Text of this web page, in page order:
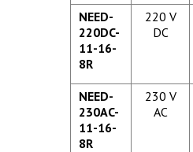
NEED-
220DC-
11-16-
8R
220 V
DC
NEED-
230AC-
11-16-
8R
230 V
AC